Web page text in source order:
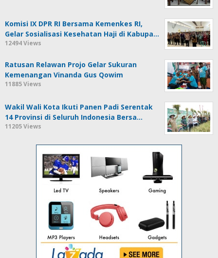
Komisi IX DPR RI Bersama Kemenkes RI,
Gelar Sosialisasi Kesehatan Haji di Kabupa…
12494 Views
Ratusan Relawan Projo Gelar Sukuran
Kemenangan Vinanda Gus Qowim
11885 Views
Wakil Wali Kota Ikuti Panen Padi Serentak
14 Provinsi di Seluruh Indonesia Bersa…
11205 Views